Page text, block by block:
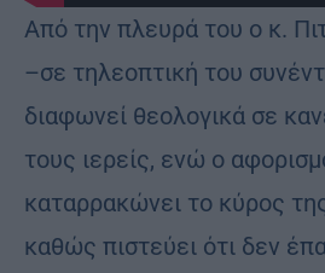
Από την πλευρά του ο κ.
–σε τηλεοπτική του
διαφωνεί θεολογικά σε
τους ιερείς, ενώ ο
καταρρακώνει το κύρος
καθώς πιστεύει ότι δεν